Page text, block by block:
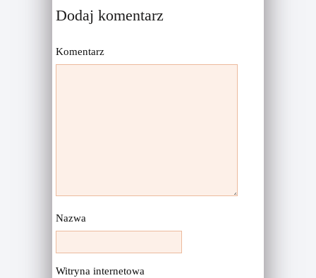
Dodaj komentarz
Komentarz
Nazwa
Witryna internetowa